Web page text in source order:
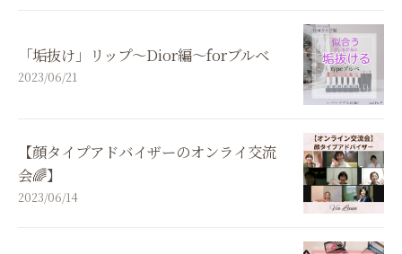
「垢抜け」リップ〜Dior編〜forブルベ
2023/06/21
【顔タイプアドバイザーのオンライ交流
会🌈】
2023/06/14